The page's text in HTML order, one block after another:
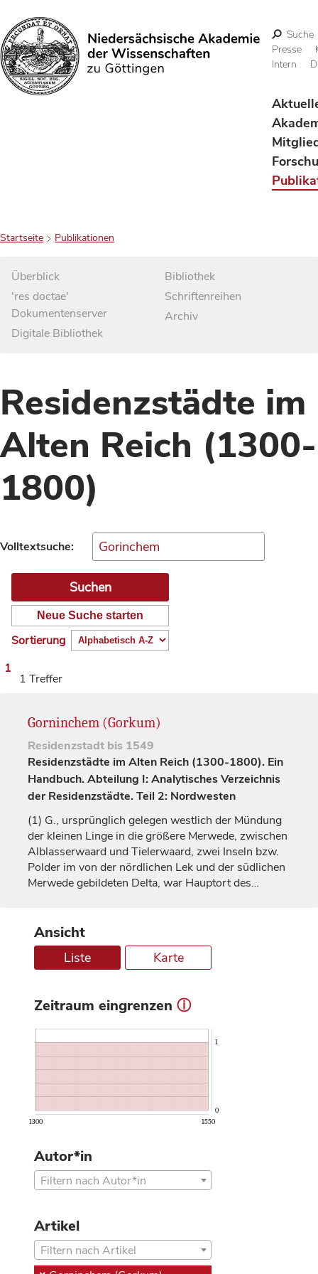
Suchen
Suche
Presse
Intern
Startseite Publikationen
Überblick
'res doctae'
Dokumentenserver
Digitale Bibliothek
Bibliothek
Schriftenreihen
Archiv
Residenzstädte im
Alten Reich (1300-
1800)
Volltextsuche:
Neue Suche starten
Sortierung
1
1 Treffer
Gorninchem (Gorkum)
Residenzstadt bis 1549
Residenzstädte im Alten Reich (1300-1800). Ein
Handbuch. Abteilung I: Analytisches Verzeichnis
der Residenzstädte. Teil 2: Nordwesten
(1) G., ursprünglich gelegen westlich der Mündung
der kleinen Linge in die größere Merwede, zwischen
Alblasserwaard und Tielerwaard, zwei Inseln bzw.
Polder im von der nördlichen Lek und der südlichen
Merwede gebildeten Delta, war Hauptort des…
Ansicht
Liste Karte
Zeitraum eingrenzen ⓘ
1300 1550
0
1
Autor*in
Filtern nach Autor*in
Artikel
Filtern nach Artikel